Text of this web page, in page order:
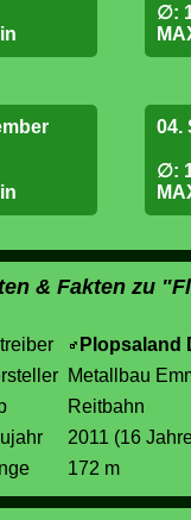
∅:
04.
∅:
& Fakten zu
Plopsaland
Metallbau
Reitbahn
2011 (16
172 m